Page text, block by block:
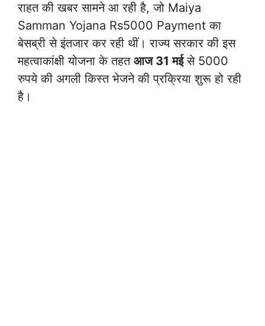
राहत की खबर सामने आ रही है, जो Maiya
Samman Yojana Rs5000 Payment का
बेसब्री से इंतजार कर रही थीं। राज्य सरकार की इस
महत्वाकांक्षी योजना के तहत आज 31 मईसे 5000
रुपये की अगली किस्त भेजने की प्रक्रिया शुरू हो रही
है।